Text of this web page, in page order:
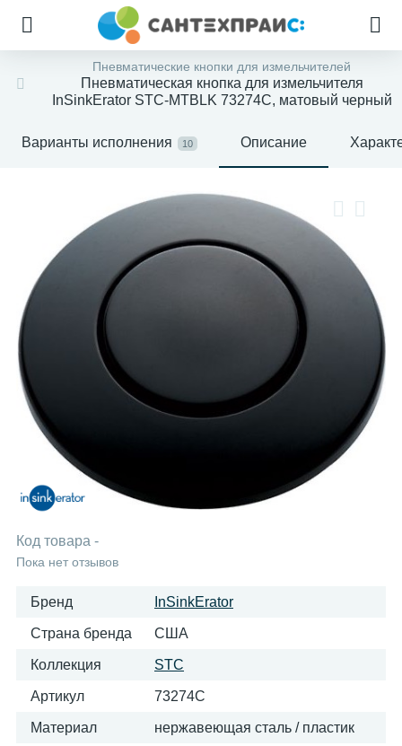
Пневматические кнопки для измельчителей
Пневматическая кнопка для измельчителя
InSinkErator STC-MTBLK 73274C, матовый черный
Варианты исполнения 10 Описание
Код товара -
Пока нет отзывов
Бренд InSinkErator
Страна бренда США
Коллекция STC
Артикул 73274C
Материал нержавеющая сталь / пластик